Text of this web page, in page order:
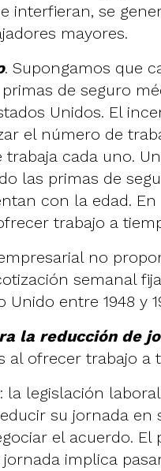
interfieran, se
mayores.
. Supongamos que
de seguro
Unidos. El
el número de
cada uno.
las primas de
con la edad.
trabajo a
no
semanal
Unido entre 1948 y
la reducción de
al ofrecer trabajo a
la legislación
su jornada en
el acuerdo. El
implica